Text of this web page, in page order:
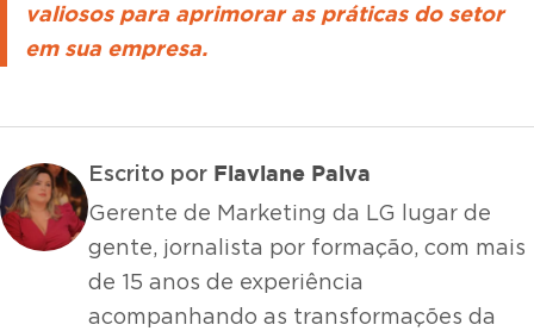
valiosos para aprimorar as práticas do setor
em sua empresa.
Escrito por Flaviane Paiva
Gerente de Marketing da LG lugar de
gente, jornalista por formação, com mais
de 15 anos de experiência
acompanhando as transformações da